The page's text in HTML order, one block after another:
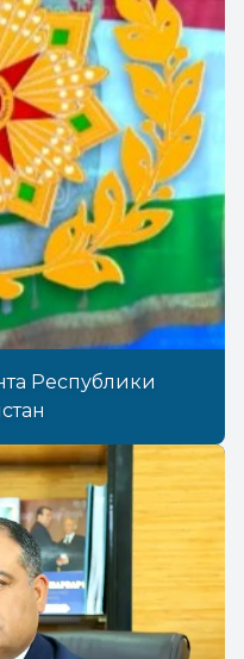
Республики